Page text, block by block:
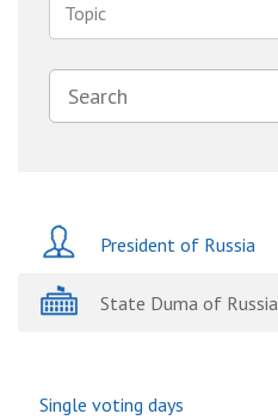
Topic
President of Russia
State Duma of Russia
Single voting days